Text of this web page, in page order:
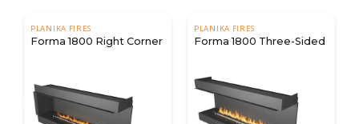
PLANIKA FIRES
Forma 1800 Right Corner
PLANIKA FIRES
Forma 1800 Three-Sided